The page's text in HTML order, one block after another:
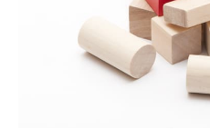
Amazonで見る
Amazonで見る
エド・インター 音
いっぱいつみき